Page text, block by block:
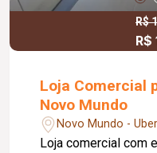
R$
R$
Loja Comercial
Novo Mundo
Novo Mundo -
Loja comercial com